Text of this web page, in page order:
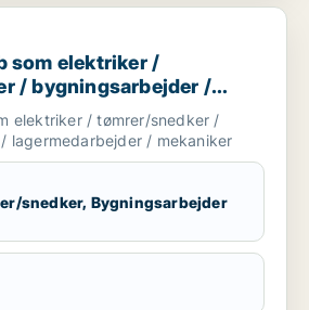
elektriker / tømrer/snedker /
som elektriker /
/ bygningsarbejder /
/ mekaniker
elektriker / tømrer/snedker /
lagermedarbejder / mekaniker
snedker, Bygningsarbejder